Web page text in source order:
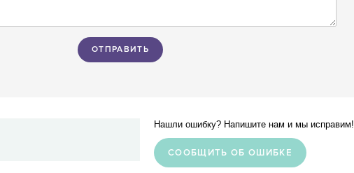
Нашли ошибку? Напишите нам и мы исправим!
CООБЩИТЬ ОБ ОШИБКЕ